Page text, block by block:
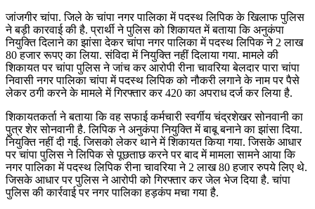
जांजगीर चांपा. जिले के चांपा नगर पालिका में पदस्थ लिपिक के खिलाफ पुलिस
ने बड़ी कारवाई की है. प्रार्थी ने पुलिस को शिकायत में बताया कि अनुकंपा
नियुक्ति दिलाने का झांसा देकर चांपा नगर पालिका में पदस्थ लिपिक ने 2 लाख
80 हजार रूपए का लिया. संविदा में नियुक्ति नहीं दिलाया गया. मामले की
शिकायत पर चांपा पुलिस ने जांच कर आरोपी रीना चावरिया बेलदार पारा चांपा
निवासी नगर पालिका चांपा में पदस्थ लिपिक को नौकरी लगाने के नाम पर पैसे
लेकर ठगी करने के मामले में गिरफ्तार कर 420 का अपराध दर्ज कर लिया है.
शिकायतकर्ता ने बताया कि वह सफाई कर्मचारी स्वर्गीय चंद्रशेखर सोनवानी का
पुत्र शेर सोनवानी है. लिपिक ने अनुकंपा नियुक्ति में बाबू बनाने का झांसा दिया.
नियुक्ति नहीं दी गई. जिसको लेकर थाने में शिकायत किया गया. जिसके आधार
पर चांपा पुलिस ने लिपिक से पूछताछ करने पर बाद में मामला सामने आया कि
नगर पालिका में पदस्थ लिपिक रीना चावरिया ने 2 लाख 80 हजार रुपये लिए थे.
जिसके आधार पर पुलिस ने आरोपी को गिरफ्तार कर जेल भेज दिया है. चांपा
पुलिस की कार्रवाई पर नगर पालिका हड़कंप मचा गया है.